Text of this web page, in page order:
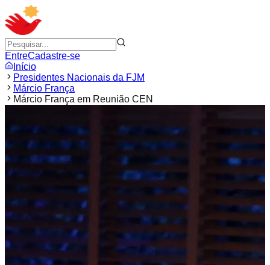
EntreCadastre-se
Início
Presidentes Nacionais da FJM
Márcio França
Márcio França em Reunião CEN